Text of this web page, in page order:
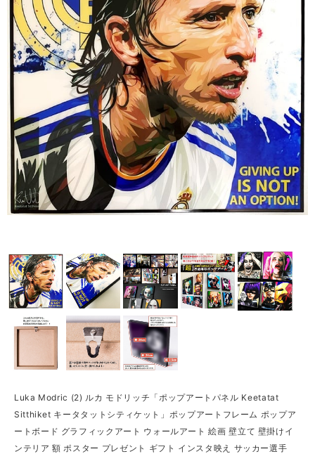
Luka Modric (2) ルカ モドリッチ「ポップアートパネル Keetatat
Sitthiket キータタットシティケット」ポップアートフレーム ポップア
ートボード グラフィックアート ウォールアート 絵画 壁立て 壁掛けイ
ンテリア 額 ポスター プレゼント ギフト インスタ映え サッカー選手